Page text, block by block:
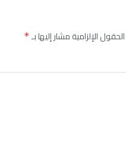
الحقول الإلزامية مشار إليها بـ*